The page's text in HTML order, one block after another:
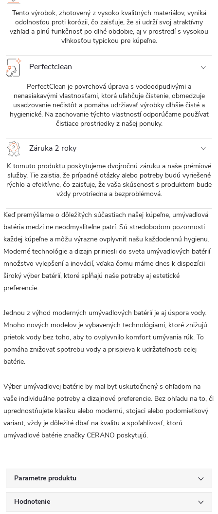
Tento výrobok, zhotovený z vysoko kvalitných materiálov, vyniká
odolnosťou proti korózii, čo zaisťuje, že si udrží svoj atraktívny
vzhľad a plnú funkčnosť po dlhé obdobie, aj v prostredí s vysokou
vlhkosťou typickou pre kúpeľne.
Perfectclean
PerfectClean je povrchová úprava s vodoodpudivými a
nenasiakavými vlastnosťami, ktorá uľahčuje čistenie, obmedzuje
usadzovanie nečistôt a pomáha udržiavať výrobky dlhšie čisté a
hygienické. Na zachovanie týchto vlastností odporúčame používať
čistiace prostriedky z našej ponuky.
Záruka 2 roky
K tomuto produktu poskytujeme dvojročnú záruku a naše prémiové
služby. Tie zaistia, že prípadné otázky alebo potreby budú vyriešené
rýchlo a efektívne, čo zaisťuje, že vaša skúsenosť s produktom bude
vždy prvotriedna a bezproblémová.
Keď premýšľame o dôležitých súčastiach našej kúpeľne, umývadlová
batéria medzi ne neodmysliteľne patrí. Sú stredobodom pozornosti
každej kúpeľne a môžu výrazne ovplyvniť našu každodennú hygienu.
Moderné technológie a dizajn priniesli do sveta umývadlových batérií
množstvo vylepšení a inovácií, vďaka čomu máme dnes k dispozícii
široký výber batérií, ktoré spĺňajú naše potreby aj estetické
preferencie.
Jednou z výhod moderných umývadlových batérií je aj úspora vody.
Mnoho nových modelov je vybavených technológiami, ktoré znižujú
prietok vody bez toho, aby to ovplyvnilo komfort umývania rúk. To
pomáha znižovať spotrebu vody a prispieva k udržateľnosti celej
batérie.
Výber umývadlovej batérie by mal byť uskutočnený s ohľadom na
vaše individuálne potreby a dizajnové preferencie. Bez ohľadu na to, či
uprednostňujete klasiku alebo modernú, stojaci alebo podomietkový
variant, vždy je dôležité dbať na kvalitu a spoľahlivosť, ktorú
umývadlové batérie značky CERANO poskytujú.
Parametre produktu
Hodnotenie